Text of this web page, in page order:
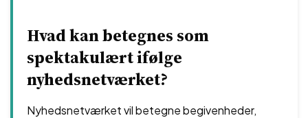
Hvad kan betegnes som
spektakulært ifølge
nyhedsnetværket?
Nyhedsnetværket vil betegne begivenheder,